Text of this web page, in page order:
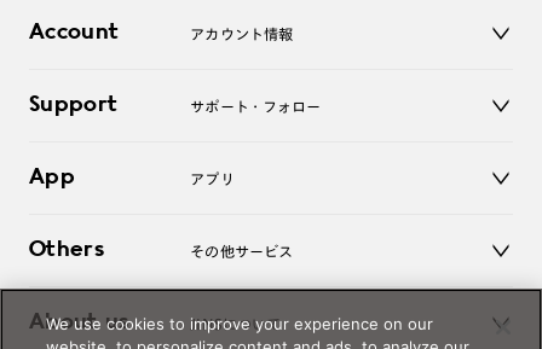
コンタクトレンズ
アクセサリー
オンラインショップ
Account アカウント情報
ログアウト
Support サポート・フォロー
よくあるご質問
お問い合わせ
App アプリ
Others その他サービス
レンズ交換
About us JINSについて
We use cookies to improve your experience on our